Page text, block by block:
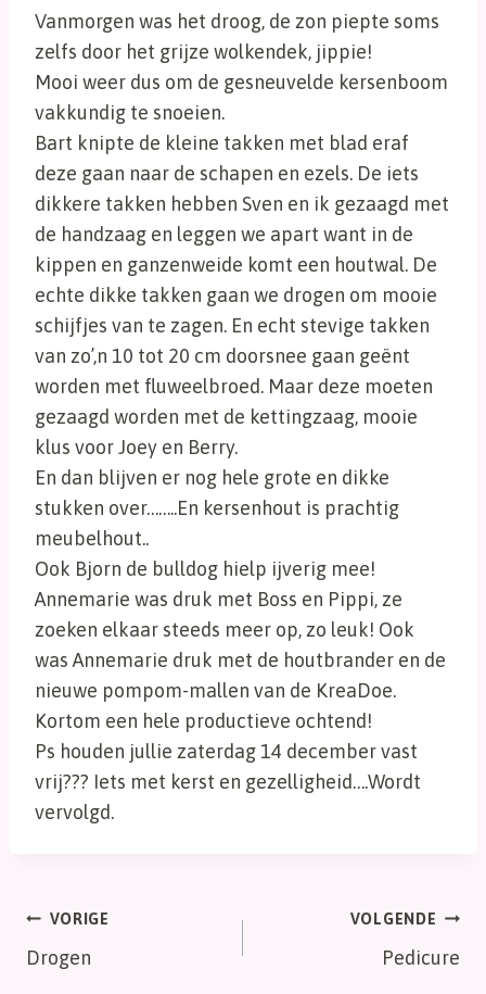
Vanmorgen was het droog, de zon piepte soms
zelfs door het grijze wolkendek, jippie!
Mooi weer dus om de gesneuvelde kersenboom
vakkundig te snoeien.
Bart knipte de kleine takken met blad eraf
deze gaan naar de schapen en ezels. De iets
dikkere takken hebben Sven en ik gezaagd met
de handzaag en leggen we apart want in de
kippen en ganzenweide komt een houtwal. De
echte dikke takken gaan we drogen om mooie
schijfjes van te zagen. En echt stevige takken
van zo’,n 10 tot 20 cm doorsnee gaan geënt
worden met fluweelbroed. Maar deze moeten
gezaagd worden met de kettingzaag, mooie
klus voor Joey en Berry.
En dan blijven er nog hele grote en dikke
stukken over……..En kersenhout is prachtig
meubelhout..
Ook Bjorn de bulldog hielp ijverig mee!
Annemarie was druk met Boss en Pippi, ze
zoeken elkaar steeds meer op, zo leuk! Ook
was Annemarie druk met de houtbrander en de
nieuwe pompom-mallen van de KreaDoe.
Kortom een hele productieve ochtend!
Ps houden jullie zaterdag 14 december vast
vrij??? Iets met kerst en gezelligheid….Wordt
vervolgd.
Bericht
navigatie
VORIGE
Drogen
VOLGENDE
Pedicure